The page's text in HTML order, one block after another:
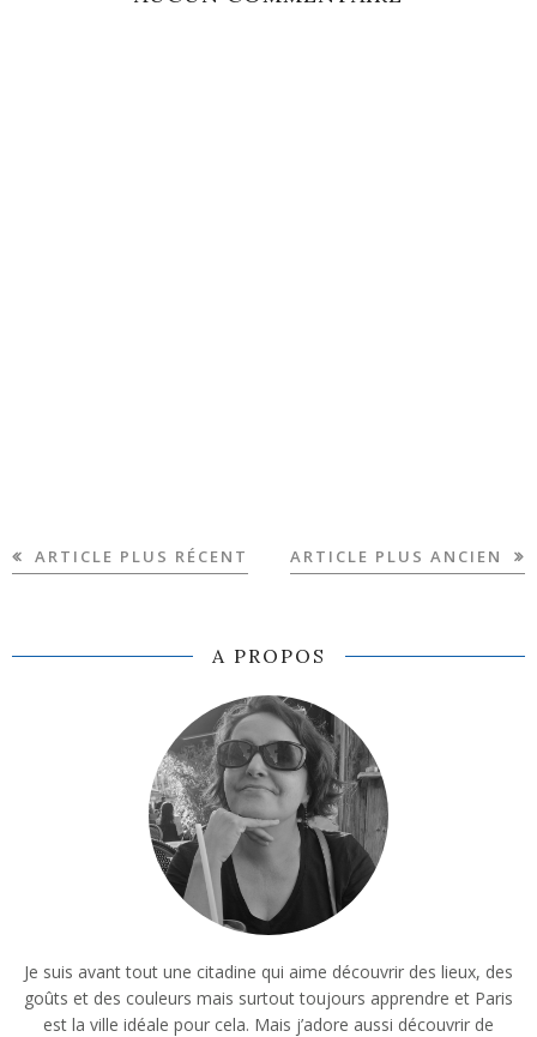
ARTICLE PLUS RÉCENT ARTICLE PLUS ANCIEN
A PROPOS
Je suis avant tout une citadine qui aime découvrir des lieux, des
goûts et des couleurs mais surtout toujours apprendre et Paris
est la ville idéale pour cela. Mais j’adore aussi découvrir de